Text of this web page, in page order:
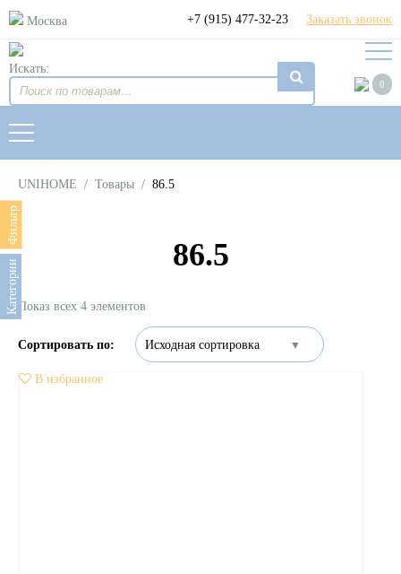
Москва +7 (915) 477-32-23 Заказать звонок
Искать:
0
UNIHOME / Товары / 86.5
Фильтр
Категории
86.5
Показ всех 4 элементов
В избранное